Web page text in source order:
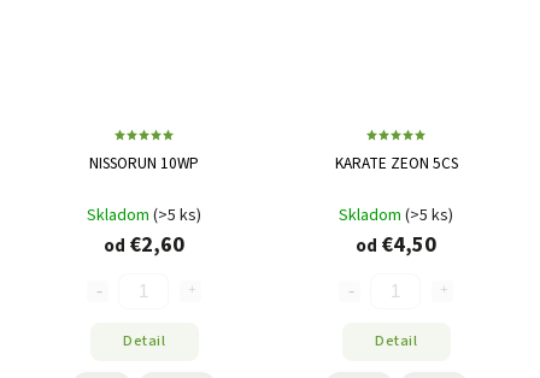
NISSORUN 10WP
Skladom (>5 ks)
od €2,60
Detail
KARATE ZEON 5CS
Skladom (>5 ks)
od €4,50
Detail